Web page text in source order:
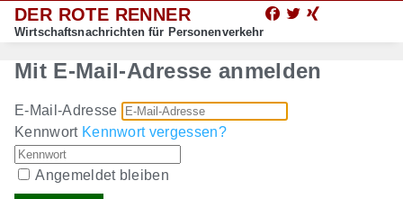
DER ROTE RENNER
Wirtschaftsnachrichten für Personenverkehr
Mit E-Mail-Adresse anmelden
E-Mail-Adresse
Kennwort Kennwort vergessen?
Angemeldet bleiben